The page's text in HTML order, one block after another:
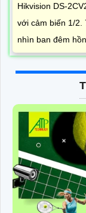
Hikvision DS-
với cảm biến 1/2.
nhìn ban đêm